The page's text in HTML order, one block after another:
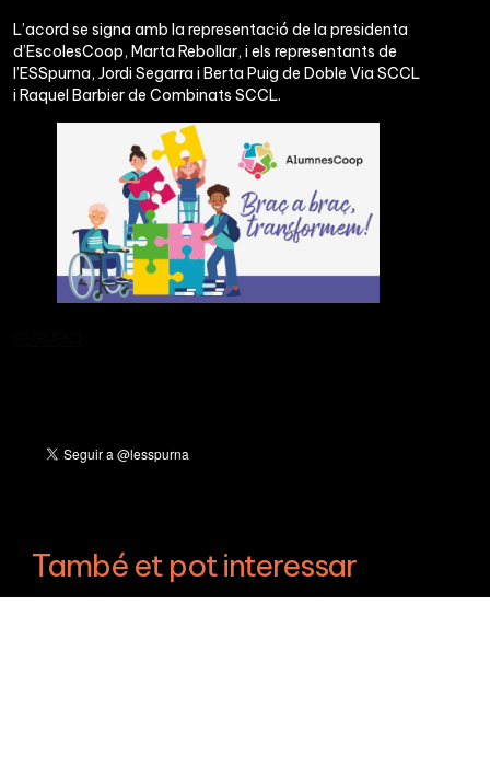
L’acord se signa amb la representació de la presidenta
d’EscolesCoop, Marta Rebollar, i els representants de
l’ESSpurna, Jordi Segarra i Berta Puig de Doble Via SCCL
i Raquel Barbier de Combinats SCCL.
També et pot interessar